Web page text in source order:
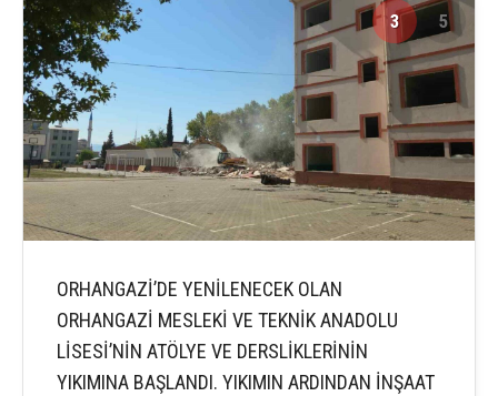
3 5
ORHANGAZİ’DE YENİLENECEK OLAN
ORHANGAZİ MESLEKİ VE TEKNİK ANADOLU
LİSESİ’NİN ATÖLYE VE DERSLİKLERİNİN
YIKIMINA BAŞLANDI. YIKIMIN ARDINDAN İNŞAAT